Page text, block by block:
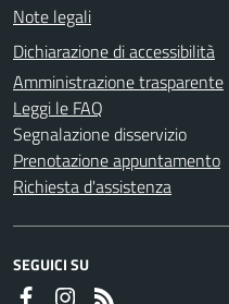
Note legali
Dichiarazione di accessibilità
Amministrazione trasparente
Leggi le FAQ
Segnalazione disservizio
Prenotazione appuntamento
Richiesta d'assistenza
SEGUICI SU